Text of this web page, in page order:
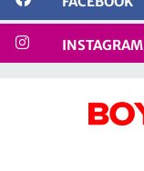
INSTAGRAM